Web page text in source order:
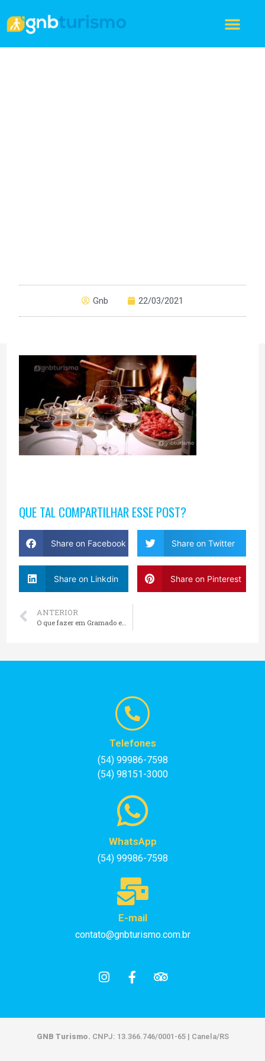
Gnb 22/03/2021
QUE TAL COMPARTILHAR ESSE POST?
Share on Facebook Share on Twitter
Share on Linkdin Share on Pinterest
ANTERIOR
O que fazer em Gramado em 2 dias
Telefones
(54) 99986-7598
(54) 98151-3000
WhatsApp
(54) 99986-7598
E-mail
contato@gnbturismo.com.br
GNB Turismo. CNPJ: 13.366.746/0001-65 | Canela/RS